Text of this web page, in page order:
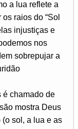
a lua reflete a
raios do “Sol
injustiças e
nos
sobrepujar a
é chamado de
mostra Deus
sol, a lua e as